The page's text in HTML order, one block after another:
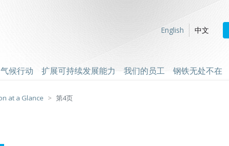
English
中文
气候行动 扩展可持续发展能力 我们的员工 钢铁无处不在
at a Glance 第4页